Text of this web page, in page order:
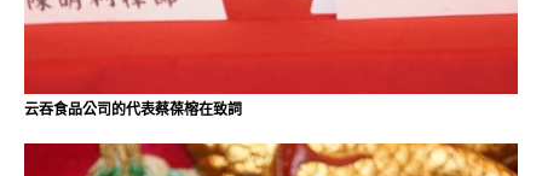
云吞食品公司的代表蔡葆榕在致詞